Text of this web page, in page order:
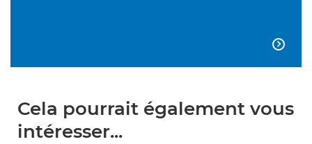

Cela pourrait également vous
intéresser...